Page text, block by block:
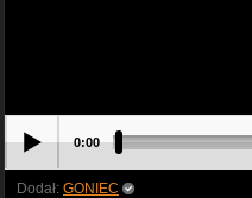
0:00
Dodał: GONIEC